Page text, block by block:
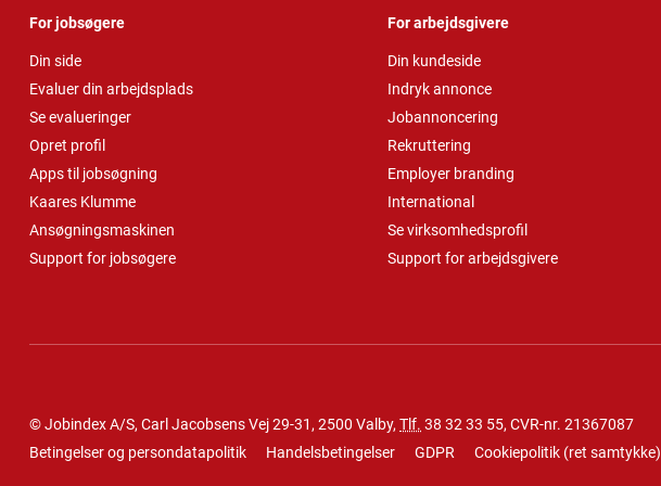
For jobsøgere
Din side
Evaluer din arbejdsplads
Se evalueringer
Opret profil
Apps til jobsøgning
Kaares Klumme
Ansøgningsmaskinen
Support for jobsøgere
For arbejdsgivere
Din kundeside
Indryk annonce
Jobannoncering
Rekruttering
Employer branding
International
Se virksomhedsprofil
Support for arbejdsgivere
© Jobindex A/S, Carl Jacobsens Vej 29-31, 2500 Valby, Tlf. 38 32 33 55, CVR-nr. 21367087
Betingelser og persondatapolitik
Handelsbetingelser GDPR Cookiepolitik (ret samtykke)